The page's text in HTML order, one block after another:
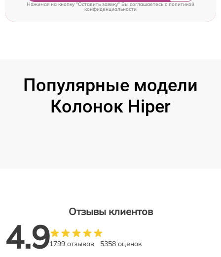
Нажимая на кнопку "Оставить заявку" Вы соглашаетесь cполитикой
конфиденциальности
Популярные модели
Колонок Hiper
Отзывы клиентов
4.91799 отзывов 5358 оценок